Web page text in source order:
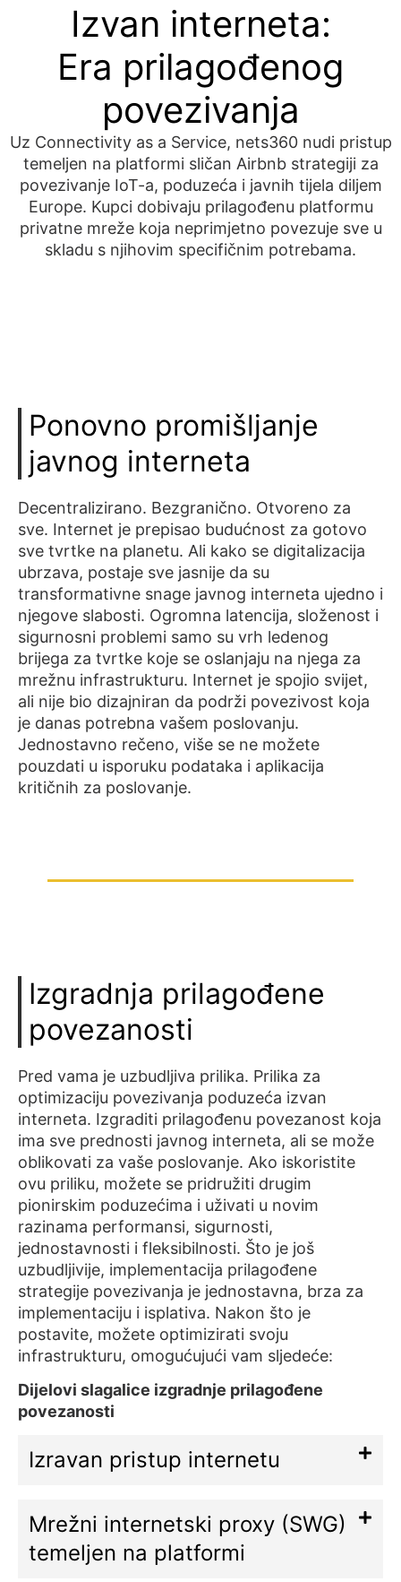
Izvan interneta:
Era prilagođenog
povezivanja
Uz Connectivity as a Service, nets360 nudi pristup
temeljen na platformi sličan Airbnb strategiji za
povezivanje IoT-a, poduzeća i javnih tijela diljem
Europe. Kupci dobivaju prilagođenu platformu
privatne mreže koja neprimjetno povezuje sve u
skladu s njihovim specifičnim potrebama.
Ponovno promišljanje
javnog interneta
Decentralizirano. Bezgranično. Otvoreno za
sve. Internet je prepisao budućnost za gotovo
sve tvrtke na planetu. Ali kako se digitalizacija
ubrzava, postaje sve jasnije da su
transformativne snage javnog interneta ujedno i
njegove slabosti. Ogromna latencija, složenost i
sigurnosni problemi samo su vrh ledenog
brijega za tvrtke koje se oslanjaju na njega za
mrežnu infrastrukturu. Internet je spojio svijet,
ali nije bio dizajniran da podrži povezivost koja
je danas potrebna vašem poslovanju.
Jednostavno rečeno, više se ne možete
pouzdati u isporuku podataka i aplikacija
kritičnih za poslovanje.
Izgradnja prilagođene
povezanosti
Pred vama je uzbudljiva prilika. Prilika za
optimizaciju povezivanja poduzeća izvan
interneta. Izgraditi prilagođenu povezanost koja
ima sve prednosti javnog interneta, ali se može
oblikovati za vaše poslovanje. Ako iskoristite
ovu priliku, možete se pridružiti drugim
pionirskim poduzećima i uživati ​​u novim
razinama performansi, sigurnosti,
jednostavnosti i fleksibilnosti. Što je još
uzbudljivije, implementacija prilagođene
strategije povezivanja je jednostavna, brza za
implementaciju i isplativa. Nakon što je
postavite, možete optimizirati svoju
infrastrukturu, omogućujući vam sljedeće:
Dijelovi slagalice izgradnje prilagođene
povezanosti
Izravan pristup internetu
Mrežni internetski proxy (SWG)
temeljen na platformi